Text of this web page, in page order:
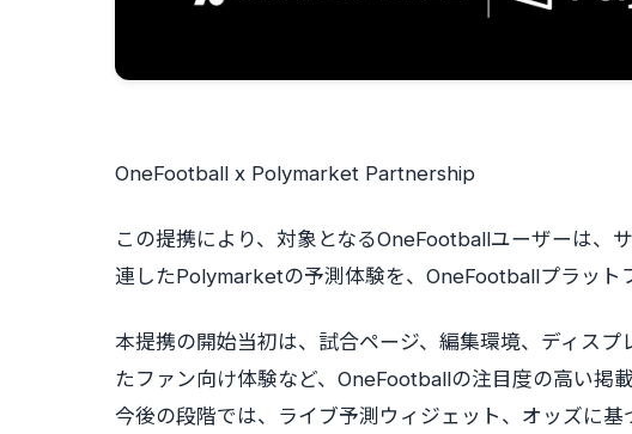
OneFootball x Polymarket Partnership
この提携により、対象となるOneFootballユーザーは、
連したPolymarketの予測体験を、OneFootballプラット
本提携の開始当初は、試合ページ、編集環境、ディス
たファン向け体験など、OneFootballの注目度の高い掲
今後の段階では、ライブ予測ウィジェット、オッズに